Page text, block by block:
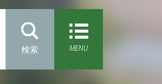
検索 MENU